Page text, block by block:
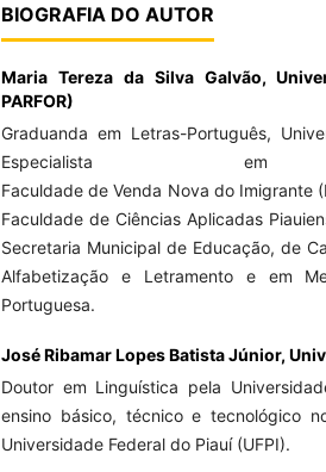
BIOGRAFIA DO AUTOR
Maria Tereza da Silva Galvão,
PARFOR)
Graduanda em Letras-Português,
Especialista em
Faculdade de Venda Nova do Imigrante
Faculdade de Ciências Aplicadas
Secretaria Municipal de Educação, de
Alfabetização e Letramento e em
Portuguesa.
José Ribamar Lopes Batista Júnior,
Doutor em Linguística pela
ensino básico, técnico e tecnológico
Universidade Federal do Piauí (UFPI).